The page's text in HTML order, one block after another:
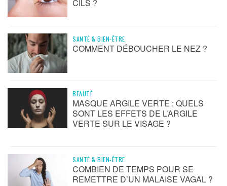
CILS ?
SANTÉ & BIEN-ÊTRE
COMMENT DÉBOUCHER LE NEZ ?
BEAUTÉ
MASQUE ARGILE VERTE : QUELS
SONT LES EFFETS DE L’ARGILE
VERTE SUR LE VISAGE ?
SANTÉ & BIEN-ÊTRE
COMBIEN DE TEMPS POUR SE
REMETTRE D’UN MALAISE VAGAL ?